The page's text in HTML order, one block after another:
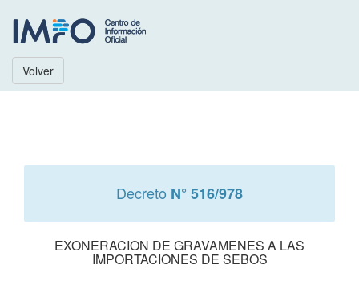
Volver
Decreto N° 516/978
EXONERACION DE GRAVAMENES A LAS
IMPORTACIONES DE SEBOS